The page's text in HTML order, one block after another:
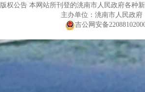
版权公告 本网站所刊登的洮南市人民政府各种
主办单位：洮南市人民政
吉公网安备